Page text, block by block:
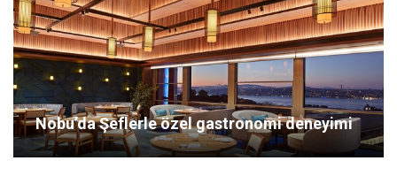
Nobu’da Şeflerle özel gastronomi deneyimi